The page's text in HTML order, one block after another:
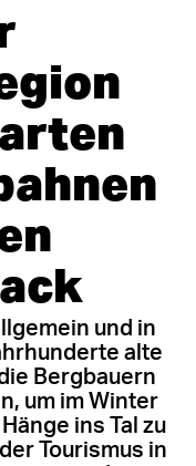
und in
alte
Bergbauern
um im Winter
ins Tal zu
Tourismus in